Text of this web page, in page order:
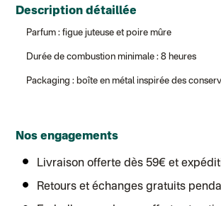
Colissimo suivi (expédition Zebrabook)
Lettre suivie (expédition April Eleven)
Lettre suivie (expédition Les mots doux)
Lettre Suivie (expédition Atelier Wagram)
DPD colis suivi (expédition La Boîte Concept)
Colissimo personnalisé
Colissimo suivi (expédition Connoisseur)
Colis suivi GLS (expédition Tikino)
Description détaillée
Parfum : figue juteuse et poire mûre
Durée de combustion minimale : 8 heures
Packaging : boîte en métal inspirée des
Nos engagements
Livraison offerte dès 59€ et
Retours et échanges gratuits